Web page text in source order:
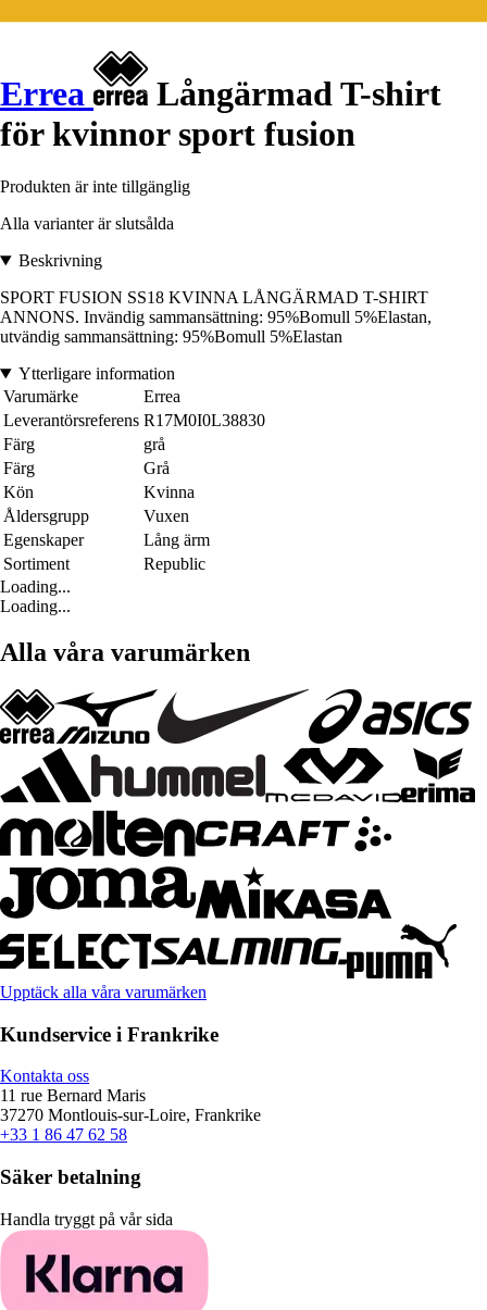
Errea
Långärmad T-shirt
för kvinnor sport fusion
Produkten är inte tillgänglig
Alla varianter är slutsålda
Beskrivning
SPORT FUSION SS18 KVINNA LÅNGÄRMAD T-SHIRT
ANNONS. Invändig sammansättning: 95%Bomull 5%Elastan,
utvändig sammansättning: 95%Bomull 5%Elastan
Ytterligare information
Varumärke
Errea
Leverantörsreferens R17M0I0L38830
Färg
grå
Färg
Grå
Kön
Kvinna
Åldersgrupp
Vuxen
Egenskaper
Lång ärm
Sortiment
Republic
Loading...
Loading...
Alla våra varumärken
Upptäck alla våra varumärken
Kundservice i Frankrike
Kontakta oss
11 rue Bernard Maris
37270 Montlouis-sur-Loire, Frankrike
+33 1 86 47 62 58
Säker betalning
Handla tryggt på vår sida